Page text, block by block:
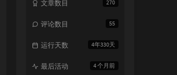
270
文章数目
55
评论数目
4年330天
运行天数
4 个月前
最后活动